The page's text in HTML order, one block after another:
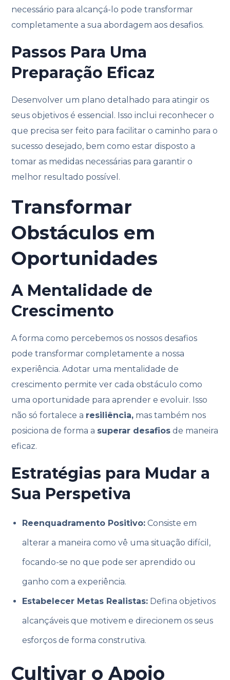
necessário para alcançá-lo pode transformar
completamente a sua abordagem aos desafios.
Passos Para Uma
Preparação Eficaz
Desenvolver um plano detalhado para atingir os
seus objetivos é essencial. Isso inclui reconhecer o
que precisa ser feito para facilitar o caminho para o
sucesso desejado, bem como estar disposto a
tomar as medidas necessárias para garantir o
melhor resultado possível.
Transformar
Obstáculos em
Oportunidades
A Mentalidade de
Crescimento
A forma como percebemos os nossos desafios
pode transformar completamente a nossa
experiência. Adotar uma mentalidade de
crescimento permite ver cada obstáculo como
uma oportunidade para aprender e evoluir. Isso
não só fortalece a resiliência, mas também nos
posiciona de forma a superar desafios de maneira
eficaz.
Estratégias para Mudar a
Sua Perspetiva
Reenquadramento Positivo: Consiste em
alterar a maneira como vê uma situação difícil,
focando-se no que pode ser aprendido ou
ganho com a experiência.
Estabelecer Metas Realistas: Defina objetivos
alcançáveis que motivem e direcionem os seus
esforços de forma construtiva.
Cultivar o Apoio